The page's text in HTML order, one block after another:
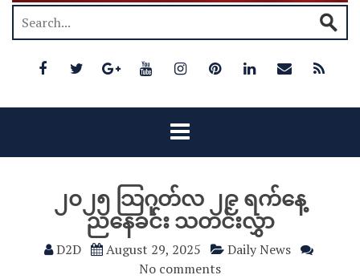
၂၀၂၅ သြဂုတ်လ ၂၉ ရက်နေ့
ညနေခင်း သတင်းလွှာ
D2D August 29, 2025
Daily News
No comments